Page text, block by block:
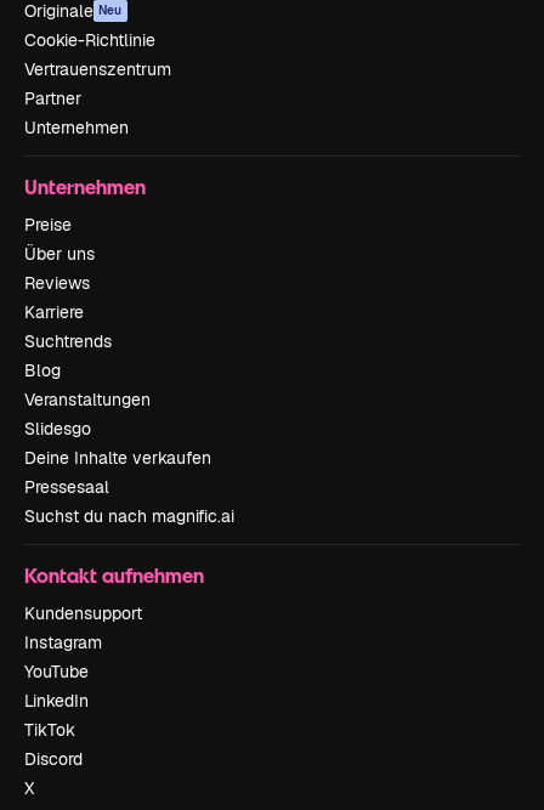
Originale Neu
Cookie-Richtlinie
Vertrauenszentrum
Partner
Unternehmen
Unternehmen
Preise
Über uns
Reviews
Karriere
Suchtrends
Blog
Veranstaltungen
Slidesgo
Deine Inhalte verkaufen
Pressesaal
Suchst du nach magnific.ai
Kontakt aufnehmen
Kundensupport
Instagram
YouTube
LinkedIn
TikTok
Discord
X